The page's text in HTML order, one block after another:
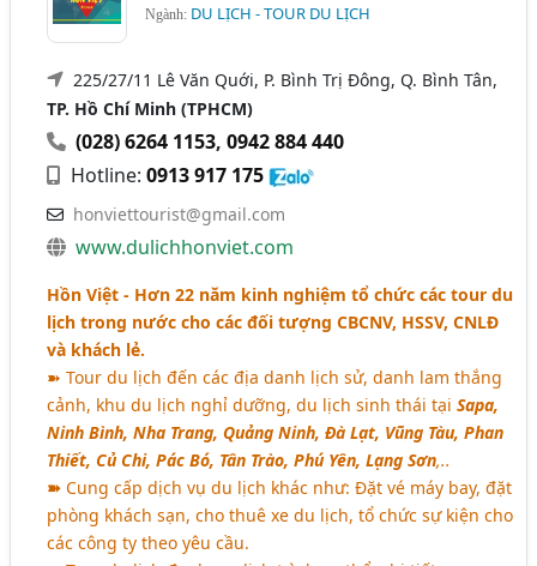
Ngành: DU LỊCH - TOUR DU LỊCH
225/27/11 Lê Văn Quới, P. Bình Trị Đông, Q. Bình Tân,
TP. Hồ Chí Minh (TPHCM)
(028) 6264 1153,0942 884 440
Hotline:0913 917 175
honviettourist@gmail.com
www.dulichhonviet.com
Hồn Việt - Hơn 22 năm kinh nghiệm tổ chức các tour du
lịch trong nước cho các đối tượng CBCNV, HSSV, CNLĐ
và khách lẻ.
➽ Tour du lịch đến các địa danh lịch sử, danh lam thắng
cảnh, khu du lịch nghỉ dưỡng, du lịch sinh thái tạiSapa,
Ninh Bình, Nha Trang, Quảng Ninh, Đà Lạt, Vũng Tàu, Phan
Thiết, Củ Chi, Pác Bó, Tân Trào, Phú Yên, Lạng Sơn,..
➽ Cung cấp dịch vụ du lịch khác như: Đặt vé máy bay, đặt
phòng khách sạn, cho thuê xe du lịch, tổ chức sự kiện cho
các công ty theo yêu cầu.